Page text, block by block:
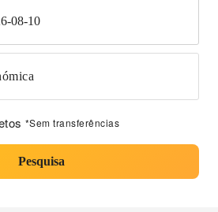
08-10
*Sem transferências
Pesquisa